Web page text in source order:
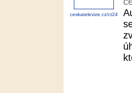
ceskatelevize.cz/ct24